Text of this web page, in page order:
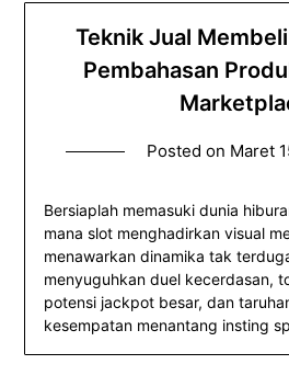
Teknik Jual
Pembahasan
Posted on Maret
Bersiaplah memasuki dunia
mana slot menghadirkan visual
menawarkan dinamika tak
menyuguhkan duel kecerdasan,
potensi jackpot besar, dan
kesempatan menantang insting